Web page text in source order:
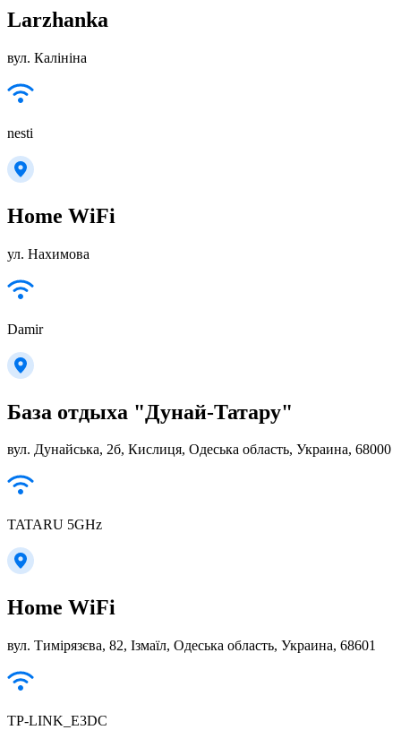
Larzhanka
вул. Калініна
nesti
Home WiFi
ул. Нахимова
Damir
База отдыха "Дунай-Татару"
вул. Дунайська, 2б, Кислиця, Одеська область, Украина, 68000
TATARU 5GHz
Home WiFi
вул. Тимірязєва, 82, Ізмаїл, Одеська область, Украина, 68601
TP-LINK_E3DC